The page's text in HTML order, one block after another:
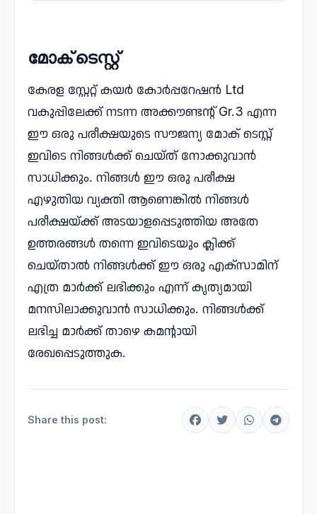
മോക് ടെസ്റ്റ്
കേരള സ്റ്റേറ്റ് കയർ കോർപ്പറേഷൻ Ltd
വകുപ്പിലേക്ക് നടന്ന അക്കൗണ്ടന്റ് Gr.3 എന്ന
ഈ ഒരു പരീക്ഷയുടെ സൗജന്യ മോക് ടെസ്റ്റ്
ഇവിടെ നിങ്ങൾക്ക് ചെയ്ത് നോക്കുവാൻ
സാധിക്കും. നിങ്ങൾ ഈ ഒരു പരീക്ഷ
എഴുതിയ വ്യക്തി ആണെങ്കിൽ നിങ്ങൾ
പരീക്ഷയ്ക്ക് അടയാളപ്പെടുത്തിയ അതേ
ഉത്തരങ്ങൾ തന്നെ ഇവിടെയും ക്ലിക്ക്
ചെയ്താൽ നിങ്ങൾക്ക് ഈ ഒരു എക്സാമിന്
എത്ര മാർക്ക് ലഭിക്കും എന്ന് കൃത്യമായി
മനസിലാക്കുവാൻ സാധിക്കും. നിങ്ങൾക്ക്
ലഭിച്ച മാർക്ക് താഴെ കമന്റായി
രേഖപ്പെടുത്തുക.
Share this post: